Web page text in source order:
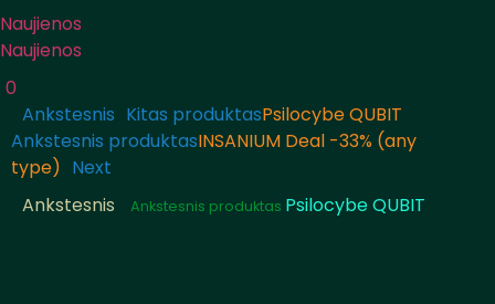
Naujienos
Naujienos
0
Ankstesnis Kitas produktasPsilocybe QUBIT
Ankstesnis produktasINSANIUM Deal -33% (any
type) Next
Ankstesnis
Ankstesnis produktas Psilocybe QUBIT